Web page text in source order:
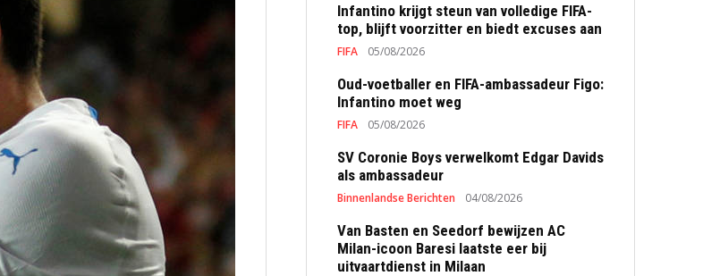
Infantino krijgt steun van volledige FIFA-
top, blijft voorzitter en biedt excuses aan
FIFA 05/08/2026
Oud-voetballer en FIFA-ambassadeur Figo:
Infantino moet weg
FIFA 05/08/2026
SV Coronie Boys verwelkomt Edgar Davids
als ambassadeur
Binnenlandse Berichten 04/08/2026
Van Basten en Seedorf bewijzen AC
Milan-icoon Baresi laatste eer bij
uitvaartdienst in Milaan